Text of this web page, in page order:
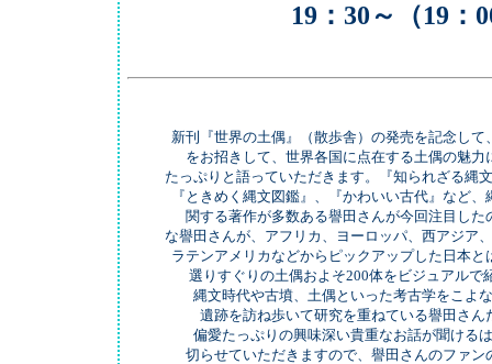
19：30～（19：
新刊『世界の土偶』（散歩舎）の発売を記念し
をお招きして、世界各国に点在する土偶の魅
たっぷりと語っていただきます。『知られざる縄
『ときめく縄文図鑑』、『かわいい古代』など
関する著作が多数ある譽田さんが今回注目し
な譽田さんが、アフリカ、ヨーロッパ、西アジア
ラテンアメリカなどからピックアップした日本
選りすぐりの土偶およそ200体をビジュアルで
縄文時代や古墳、土偶といった考古学をこよ
遺跡を訪ね歩いて研究を重ねている譽田さ
偏愛たっぷりの興味深い貴重なお話が聞ける
切らせていただきますので、譽田さんのファ